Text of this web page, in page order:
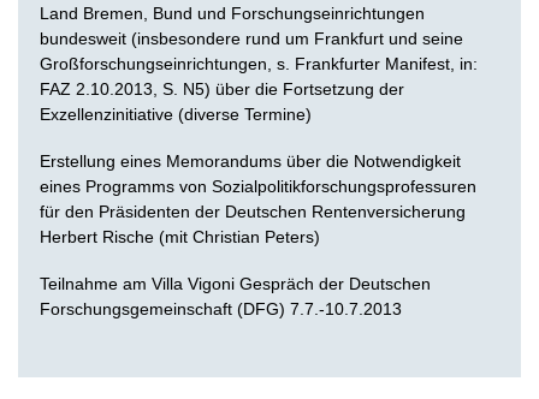
Land Bremen, Bund und Forschungseinrichtungen
bundesweit (insbesondere rund um Frankfurt und seine
Großforschungseinrichtungen, s. Frankfurter Manifest, in:
FAZ 2.10.2013, S. N5) über die Fortsetzung der
Exzellenzinitiative (diverse Termine)
Erstellung eines Memorandums über die Notwendigkeit
eines Programms von Sozialpolitikforschungsprofessuren
für den Präsidenten der Deutschen Rentenversicherung
Herbert Rische (mit Christian Peters)
Teilnahme am Villa Vigoni Gespräch der Deutschen
Forschungsgemeinschaft (DFG) 7.7.-10.7.2013